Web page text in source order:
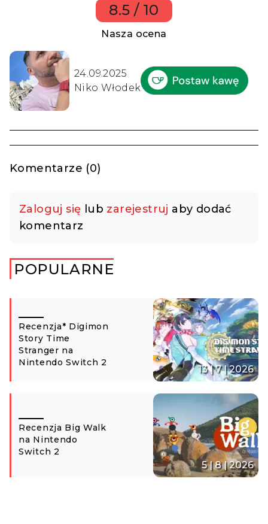
8.5 / 10
Nasza ocena
24.09.2025
Niko Włodek
Komentarze (0)
Zaloguj się lub zarejestruj aby dodać
komentarz
POPULARNE
Recenzja* Digimon
Story Time
Stranger na
Nintendo Switch 2
13 | 7 | 2026
Recenzja Big Walk
na Nintendo
Switch 2
5 | 8 | 2026